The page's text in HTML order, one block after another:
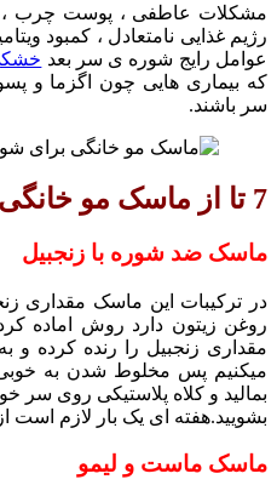
مشکلات عاطفی ، پوست چرب ،
رژیم غذایی نامتعادل ، کمبود
عوامل رایج شوره ی سر بعد
که بیماری هایی چون اگزما و
سر باشند.
7 تا از ماسک مو خانگی برای شوره
ماسک ضد شوره با زنجبیل
روغن زیتون دارد روش اماده
مقداری زنجبیل را رنده کرده
میکنیم پس مخلوط شدن به
بشویید.هفته ای یک بار لازم است
ماسک ماست و لیمو